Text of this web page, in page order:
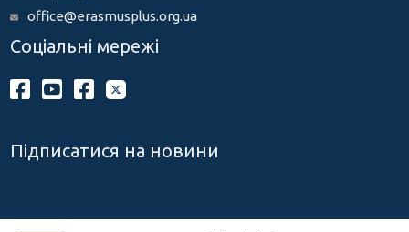
office@erasmusplus.org.ua
Соціальні мережі
Підписатися на новини